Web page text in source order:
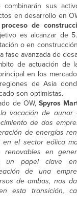
combinarán sus
en desarrollo en
de
es alcanzar de
o en
fase avanzada de
de actuación de
en los
de Asia
son optimistas.
de OW,Spyros
vocación de
de dos
de energías
el sector eólico
en
un papel clave
de una
de ambas, nos
esta transición,